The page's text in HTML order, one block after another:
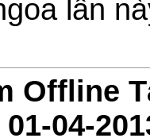
lần
Offline
01-04-